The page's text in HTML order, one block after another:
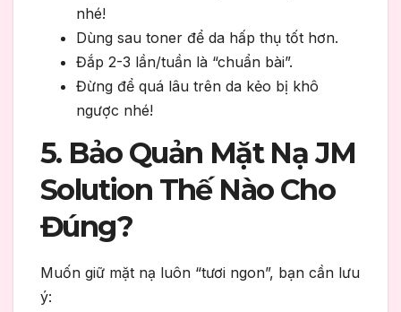
nhé!
Dùng sau toner để da hấp thụ tốt hơn.
Đắp 2-3 lần/tuần là “chuẩn bài”.
Đừng để quá lâu trên da kẻo bị khô
ngược nhé!
5. Bảo Quản Mặt Nạ JM
Solution Thế Nào Cho
Đúng?
Muốn giữ mặt nạ luôn “tươi ngon”, bạn cần lưu
ý: